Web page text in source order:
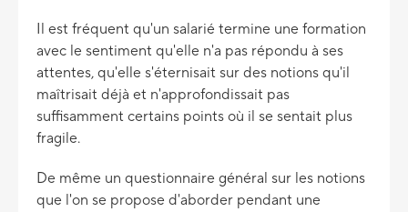
Il est fréquent qu'un salarié termine une formation
avec le sentiment qu'elle n'a pas répondu à ses
attentes, qu'elle s'éternisait sur des notions qu'il
maîtrisait déjà et n'approfondissait pas
suffisamment certains points où il se sentait plus
fragile.
De même un questionnaire général sur les notions
que l'on se propose d'aborder pendant une